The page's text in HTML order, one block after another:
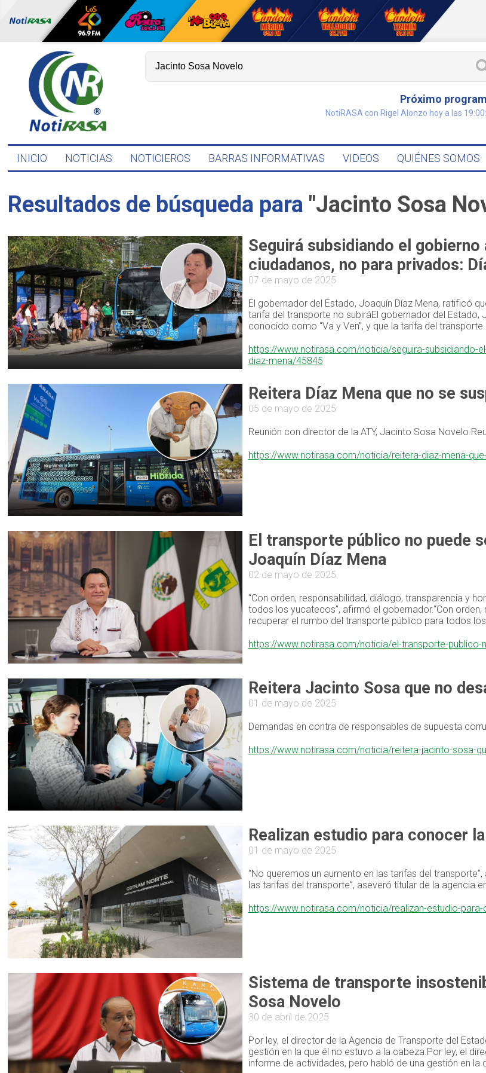
Próximo
NotiRASA con Rigel Alonzo hoy a las
INICIO NOTICIAS NOTICIEROS BARRAS INFORMATIVAS VIDEOS QUIÉNES SOMOS
Resultados de búsqueda para "Jacinto Sosa
Seguirá subsidiando el
ciudadanos, no para privados:
07 de mayo de 2025
El gobernador del Estado, Joaquín Díaz Mena, ratificó
tarifa del transporte no subiráEl gobernador del
conocido como “Va y Ven”, y que la tarifa del transporte
https://www.notirasa.com/noticia/seguira-subsidiando-
diaz-mena/45845
Reitera Díaz Mena que no se
05 de mayo de 2025
Reunión con director de la ATY, Jacinto Sosa
https://www.notirasa.com/noticia/reitera-diaz-mena-
El transporte público no puede
Joaquín Díaz Mena
02 de mayo de 2025
“Con orden, responsabilidad, diálogo, transparencia y
todos los yucatecos”, afirmó el gobernador.“Con
recuperar el rumbo del transporte público para todos
https://www.notirasa.com/noticia/el-transporte-
Reitera Jacinto Sosa que no
01 de mayo de 2025
Demandas en contra de responsables de supuesta
https://www.notirasa.com/noticia/reitera-jacinto-sosa-
Realizan estudio para conocer
01 de mayo de 2025
“No queremos un aumento en las tarifas del
las tarifas del transporte”, aseveró titular de la agencia
https://www.notirasa.com/noticia/realizan-estudio-
Sistema de transporte
Sosa Novelo
30 de abril de 2025
Por ley, el director de la Agencia de Transporte del
gestión en la que él no estuvo a la cabeza.Por ley, el
informe de actividades, pero habló de una gestión en la